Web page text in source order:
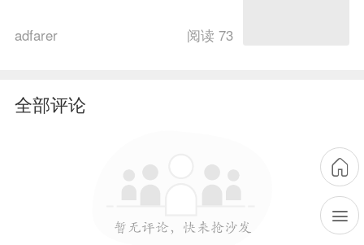
adfarer 阅读 73
全部评论